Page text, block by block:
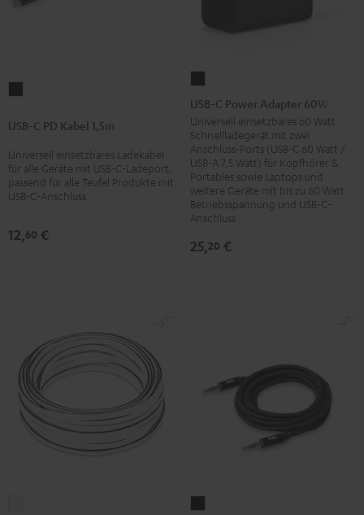
PD
Kabel
1,5m
Schwarz
USB-C PD Kabel 1,5m
Universell einsetzbares Ladekabel
für alle Geräte mit USB-C-Ladeport,
passend für alle Teufel Produkte mit
USB-C-Anschluss
12,60 €
C
Power
Adapter
60W
Schwarz
USB-C Power Adapter 60W
Universell einsetzbares 60 Watt
Schnellladegerät mit zwei
Anschluss-Ports (USB-C 60 Watt /
USB-A 7,5 Watt) für Kopfhörer &
Portables sowie Laptops und
weitere Geräte mit bis zu 60 Watt
Betriebsspannung und USB-C-
Anschluss
25,20 €